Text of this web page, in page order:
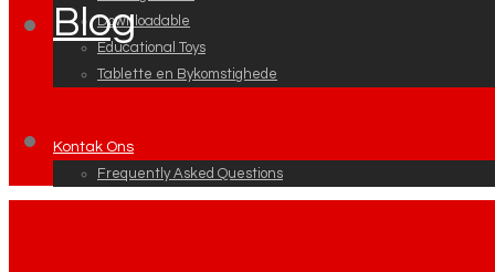
Downloadable
Educational Toys
Tablette en Bykomstighede
Blog
Kontak Ons
Frequently Asked Questions